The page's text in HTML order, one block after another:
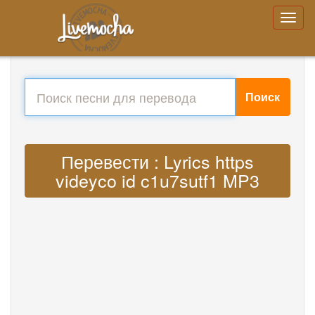
Поиск
Перевести : Lyrics https
videyco id c1u7sutf1 MP3